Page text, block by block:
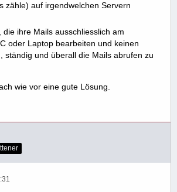
zähle) auf irgendwelchen Servern
die ihre Mails ausschliesslich am
oder Laptop bearbeiten und keinen
ständig und überall die Mails abrufen zu
wie vor eine gute Lösung.